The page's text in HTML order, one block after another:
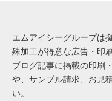
エムアイシーグループは
殊加工が得意な広告・印
ブログ記事に掲載の印刷
や、サンプル請求、お見
い。